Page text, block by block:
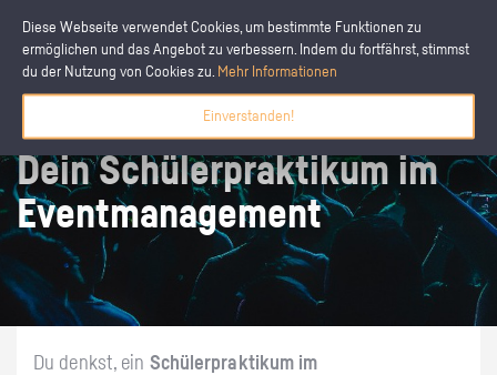
Diese Webseite verwendet Cookies, um bestimmte Funktionen zu
ermöglichen und das Angebot zu verbessern. Indem du fortfährst, stimmst
du der Nutzung von Cookies zu. Mehr Informationen
Einverstanden!
Dein Schülerpraktikum im
Eventmanagement
Du denkst, ein Schülerpraktikum im